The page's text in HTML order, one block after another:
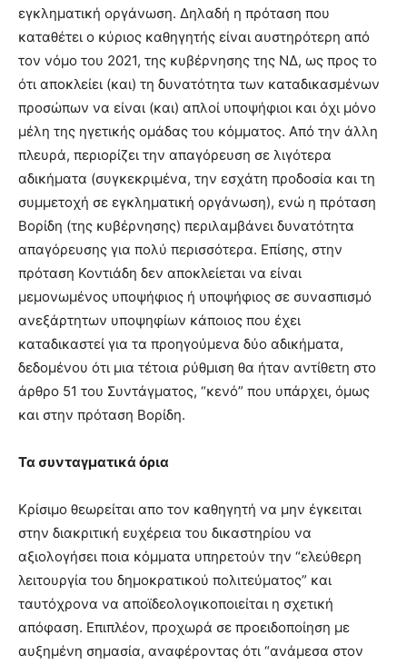
εγκληματική οργάνωση. Δηλαδή η πρόταση που
καταθέτει ο κύριος καθηγητής είναι αυστηρότερη από
τον νόμο του 2021, της κυβέρνησης της ΝΔ, ως προς το
ότι αποκλείει (και) τη δυνατότητα των καταδικασμένων
προσώπων να είναι (και) απλοί υποψήφιοι και όχι μόνο
μέλη της ηγετικής ομάδας του κόμματος. Από την άλλη
πλευρά, περιορίζει την απαγόρευση σε λιγότερα
αδικήματα (συγκεκριμένα, την εσχάτη προδοσία και τη
συμμετοχή σε εγκληματική οργάνωση), ενώ η πρόταση
Βορίδη (της κυβέρνησης) περιλαμβάνει δυνατότητα
απαγόρευσης για πολύ περισσότερα. Επίσης, στην
πρόταση Κοντιάδη δεν αποκλείεται να είναι
μεμονωμένος υποψήφιος ή υποψήφιος σε συνασπισμό
ανεξάρτητων υποψηφίων κάποιος που έχει
καταδικαστεί για τα προηγούμενα δύο αδικήματα,
δεδομένου ότι μια τέτοια ρύθμιση θα ήταν αντίθετη στο
άρθρο 51 του Συντάγματος, “κενό” που υπάρχει, όμως
και στην πρόταση Βορίδη.
Τα συνταγματικά όρια
Κρίσιμο θεωρείται απο τον καθηγητή να μην έγκειται
στην διακριτική ευχέρεια του δικαστηρίου να
αξιολογήσει ποια κόμματα υπηρετούν την “ελεύθερη
λειτουργία του δημοκρατικού πολιτεύματος” και
ταυτόχρονα να αποϊδεολογικοποιείται η σχετική
απόφαση. Επιπλέον, προχωρά σε προειδοποίηση με
αυξημένη σημασία, αναφέροντας ότι “ανάμεσα στον